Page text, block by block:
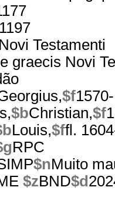
Testamenti
graecis Novi
$f
$bChristian,$f
Louis,$ffl.
RPC
$nMuito
$zBND$d